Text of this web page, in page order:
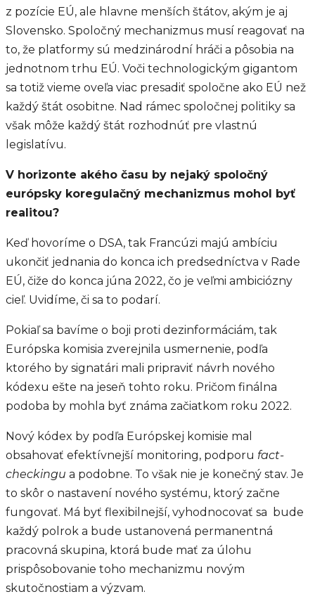
z pozície EÚ, ale hlavne menších štátov, akým je aj
Slovensko. Spoločný mechanizmus musí reagovať na
to, že platformy sú medzinárodní hráči a pôsobia na
jednotnom trhu EÚ. Voči technologickým gigantom
sa totiž vieme oveľa viac presadiť spoločne ako EÚ než
každý štát osobitne. Nad rámec spoločnej politiky sa
však môže každý štát rozhodnúť pre vlastnú
legislatívu.
V horizonte akého času by nejaký spoločný
európsky koregulačný mechanizmus mohol byť
realitou?
Keď hovoríme o DSA, tak Francúzi majú ambíciu
ukončiť jednania do konca ich predsedníctva v Rade
EÚ, čiže do konca júna 2022, čo je veľmi ambiciózny
cieľ. Uvidíme, či sa to podarí.
Pokiaľ sa bavíme o boji proti dezinformáciám, tak
Európska komisia zverejnila usmernenie, podľa
ktorého by signatári mali pripraviť návrh nového
kódexu ešte na jeseň tohto roku. Pričom finálna
podoba by mohla byť známa začiatkom roku 2022.
Nový kódex by podľa Európskej komisie mal
obsahovať efektívnejší monitoring, podporu fact-
checkingu a podobne. To však nie je konečný stav. Je
to skôr o nastavení nového systému, ktorý začne
fungovať. Má byť flexibilnejší, vyhodnocovať sa bude
každý polrok a bude ustanovená permanentná
pracovná skupina, ktorá bude mať za úlohu
prispôsobovanie toho mechanizmu novým
skutočnostiam a výzvam.